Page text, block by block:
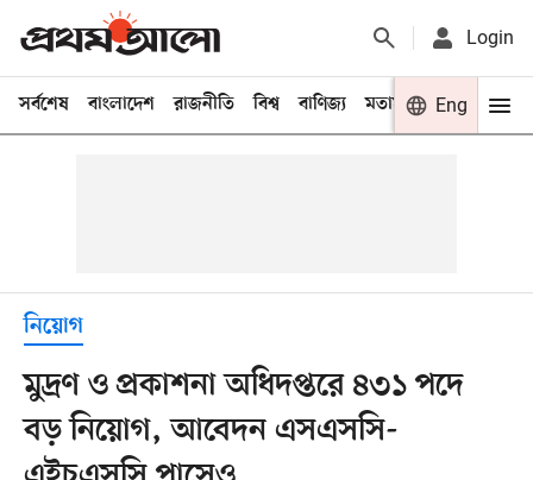
Login
সর্বশেষ বাংলাদেশ রাজনীতি বিশ্ব বাণিজ্য মতামত খেলা
Eng
নিয়োগ
মুদ্রণ ও প্রকাশনা অধিদপ্তরে ৪৩১ পদে
বড় নিয়োগ, আবেদন এসএসসি-